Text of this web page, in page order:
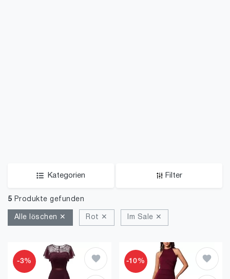
Kategorien Filter
5 Produkte gefunden
Alle löschen ✕ Rot ✕ Im Sale ✕
-3% -10%